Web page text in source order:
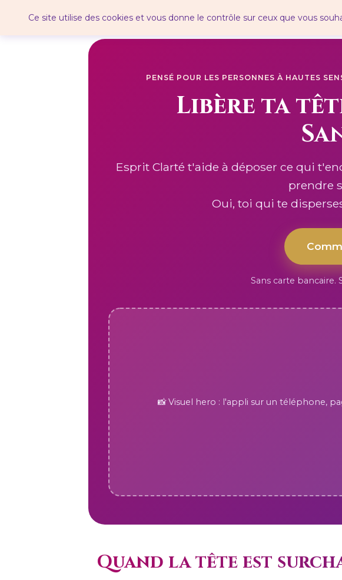
Ce site utilise des cookies et vous donne le contrôle sur ceux que vous
PENSÉ POUR LES PERSONNES À HAUTES
Libère ta
Esprit Clarté t'aide à déposer ce qui
prendre
Oui, toi qui te
Sans carte bancaire.
📸 Visuel hero : l'appli sur un téléphone,
Quand la tête est